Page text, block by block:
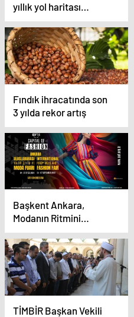
yıllık yol haritası
açıklandı
Fındık ihracatında son
3 yılda rekor artış
Başkent Ankara,
Modanın Ritmini
Belirliyor!
TİMBİR Başkan Vekili